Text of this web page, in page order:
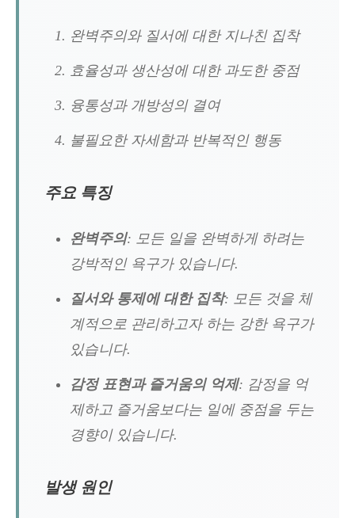
완벽주의와 질서에 대한 지나친 집착
효율성과 생산성에 대한 과도한 중점
융통성과 개방성의 결여
불필요한 자세함과 반복적인 행동
주요 특징
완벽주의: 모든 일을 완벽하게 하려는
강박적인 욕구가 있습니다.
질서와 통제에 대한 집착: 모든 것을 체
계적으로 관리하고자 하는 강한 욕구가
있습니다.
감정 표현과 즐거움의 억제: 감정을 억
제하고 즐거움보다는 일에 중점을 두는
경향이 있습니다.
발생 원인